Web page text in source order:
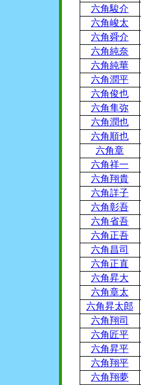
六角駿介
六角峻太
六角舜介
六角純奈
六角純華
六角潤平
六角俊也
六角隼弥
六角潤也
六角順也
六角章
六角祥一
六角翔貴
六角詳子
六角彰吾
六角省吾
六角正吾
六角昌司
六角正直
六角昇大
六角章太
六角昇太郎
六角翔司
六角匠平
六角昇平
六角翔平
六角翔夢